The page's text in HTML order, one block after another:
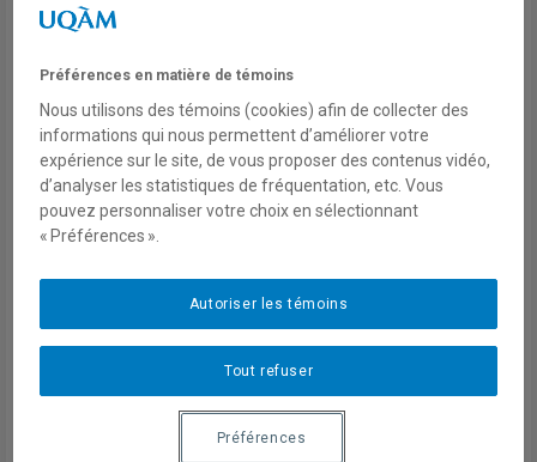
Lundi 13 novembre 2017, de 12h30 à 13h45
Pavillon Hubert-Aquin- 4e étage, Salle A-4180 (entrée
la plus proche, 455 boul. René-Lévesque Est)
Inscription gratuite mais obligatoire
Depuis l’indépendance du Mali, quatre rébellions touarègues se
Préférences en matière de témoins
Nous utilisons des témoins (cookies) afin de collecter des
informations qui nous permettent d’améliorer votre
expérience sur le site, de vous proposer des contenus vidéo,
d’analyser les statistiques de fréquentation, etc. Vous
pouvez personnaliser votre choix en sélectionnant
« Préférences ».
Tout refuser
Autoriser les témoins
Préférences